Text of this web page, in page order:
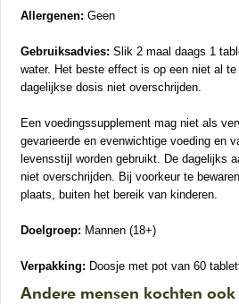
Allergenen: Geen
Gebruiksadvies: Slik 2 maal daags 1
water. Het beste effect is op een niet al
dagelijkse dosis niet overschrijden.
Een voedingssupplement mag niet als
gevarieerde en evenwichtige voeding en
levensstijl worden gebruikt. De dagelijks
niet overschrijden. Bij voorkeur te
plaats, buiten het bereik van kinderen.
Doelgroep: Mannen (18+)
Verpakking: Doosje met pot van 60
Andere mensen kochten